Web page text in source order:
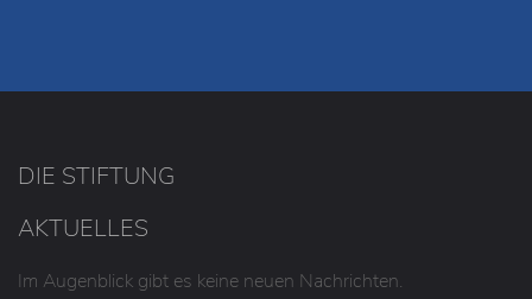
DIE STIFTUNG
AKTUELLES
Im Augenblick gibt es keine neuen Nachrichten.